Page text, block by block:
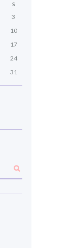
S
3
10
17
24
31